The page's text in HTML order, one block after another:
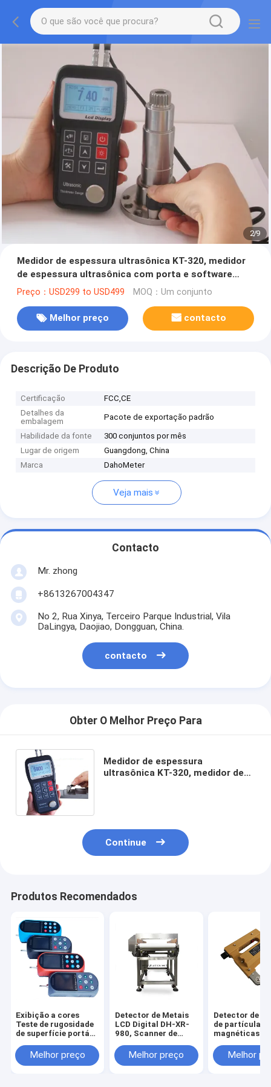
2/9
Medidor de espessura ultrasônica KT-320, medidor
de espessura ultrasônica com porta e software
RS232
Preço：USD299 to USD499 MOQ：Um conjunto
Melhor preço contacto
Descrição De Produto
Certificação
FCC,CE
Detalhes da
embalagem
Pacote de exportação padrão
Habilidade da fonte
300 conjuntos por mês
Lugar de origem
Guangdong, China
Marca
DahoMeter
Veja mais
Contacto
Mr. zhong
+8613267004347
No 2, Rua Xinya, Terceiro Parque Industrial, Vila
DaLingya, Daojiao, Dongguan, China.
contacto
Obter O Melhor Preço Para
Medidor de espessura
ultrasônica KT-320, medidor de
Continue
Produtos Recomendados
Exibição a cores
Teste de rugosidade
de superfície portátil
de teste de
rugosidade de
Melhor preço
Detector de Metais
LCD Digital DH-XR-
980, Scanner de
LCD Personalizado,
Detector de Corpos
Melhor preço
Detector de
de partículas
magnéticas
Detectores de
NDT Máquina
Melhor